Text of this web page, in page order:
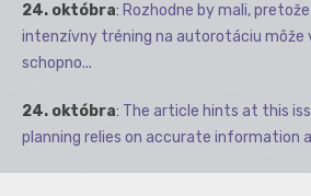
24. októbra: Rozhodne by mali,
intenzívny tréning na autorotáciu môže
schopno...
24. októbra: The article hints at this
planning relies on accurate information